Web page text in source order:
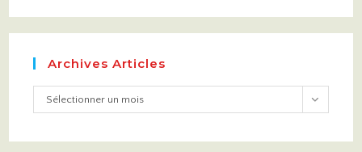
Archives Articles
Sélectionner un mois